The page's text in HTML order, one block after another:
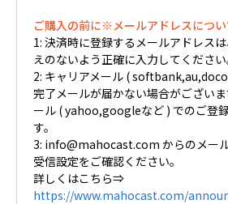
ご購入の前に※メールアドレスにつ
1: 決済時に登録するメールアドレス
えのないよう正確に入力してください
2: キャリアメール (
完了メールが届かない場合がござい
ール ( yahoo,googleなど ) でのご登
す。
3: info@mahocast.com からのメー
受信設定をご確認ください。
詳しくはこちら⇒
https://www.mahocast.com/